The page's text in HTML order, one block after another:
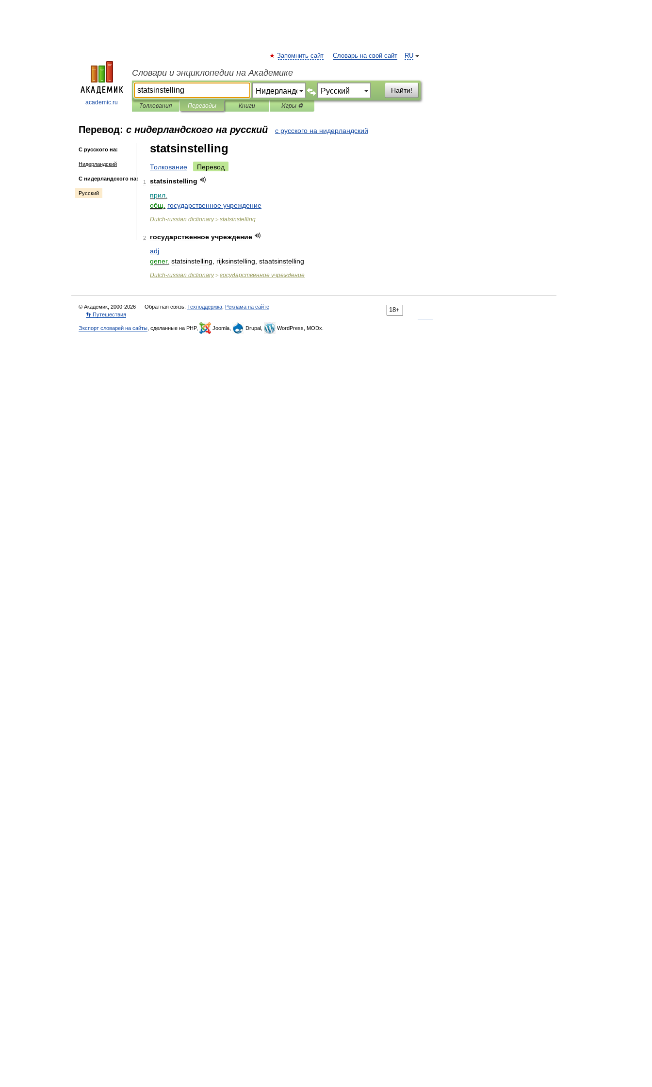
academic.ru
RU
Запомнить сайт Словарь на свой сайт
Словари и энциклопедии на Академике
Найти!
Толкования Переводы Книги Игры ⚽
Перевод: с нидерландского на русский с русского на нидерландский
С русского на:
Нидерландский
С нидерландского на:
Русский
statsinstelling
Толкование Перевод
1
statsinstelling
прил
общ
государственное учреждение
Dutch-russian dictionary> statsinstelling
2 государственное учреждение
adj
gener. statsinstelling rijksinstelling staatsinstelling
Dutch-russian dictionary> государственное учреждение
18+
© Академик, 2000-2026 Обратная связь: Техподдержка Реклама на сайте
👣 Путешествия
Экспорт словарей на сайты , сделанные на PHP, Joomla, Drupal, WordPress, MODx.